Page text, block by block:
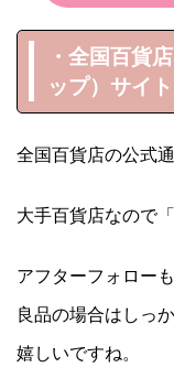
・全国百貨
ップ）サイ
全国百貨店の公式
大手百貨店なので
アフターフォロー
良品の場合はしっ
嬉しいですね。